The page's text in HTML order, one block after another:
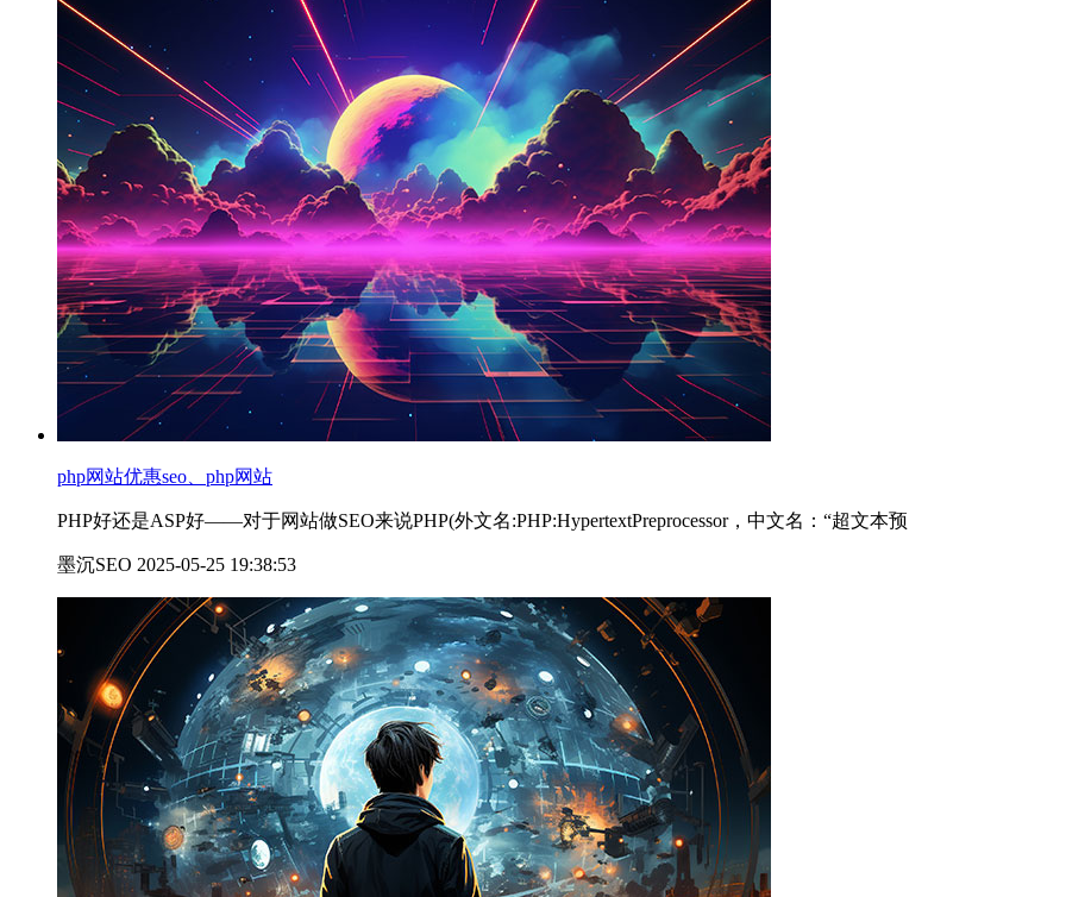
php网站优惠seo、php网站
PHP好还是ASP好——对于网站做SEO来说PHP(外文名:PHP:HypertextPreprocessor，中文名：“超文本预
墨沉SEO 2025-05-25 19:38:53